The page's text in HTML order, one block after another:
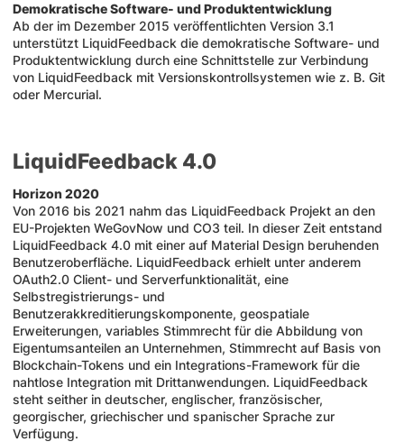
Demokratische Software- und Produktentwicklung
Ab der im Dezember 2015 veröffentlichten Version 3.1
unterstützt LiquidFeedback die demokratische Software- und
Produktentwicklung durch eine Schnittstelle zur Verbindung
von LiquidFeedback mit Versionskontrollsystemen wie z. B. Git
oder Mercurial.
LiquidFeedback 4.0
Horizon 2020
Von 2016 bis 2021 nahm das LiquidFeedback Projekt an den
EU-Projekten WeGovNow und CO3 teil. In dieser Zeit entstand
LiquidFeedback 4.0 mit einer auf Material Design beruhenden
Benutzeroberfläche. LiquidFeedback erhielt unter anderem
OAuth2.0 Client- und Serverfunktionalität, eine
Selbstregistrierungs- und
Benutzerakkreditierungskomponente, geospatiale
Erweiterungen, variables Stimmrecht für die Abbildung von
Eigentumsanteilen an Unternehmen, Stimmrecht auf Basis von
Blockchain-Tokens und ein Integrations-Framework für die
nahtlose Integration mit Drittanwendungen. LiquidFeedback
steht seither in deutscher, englischer, französischer,
georgischer, griechischer und spanischer Sprache zur
Verfügung.